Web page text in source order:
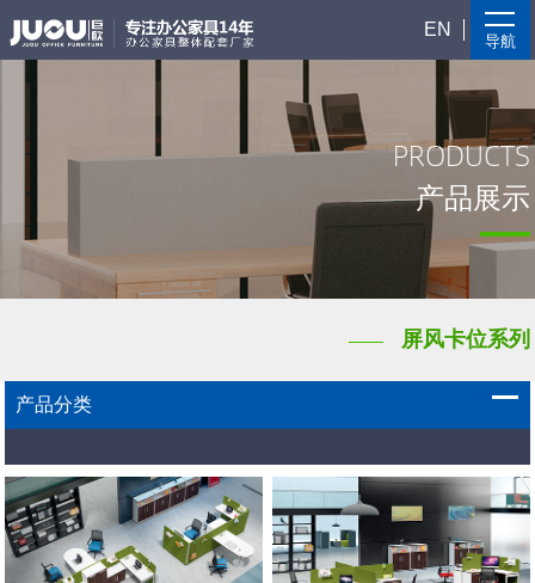
导航
EN
PRODUCTS
产品展示
屏风卡位系列
产品分类